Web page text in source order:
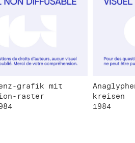
grafik mit
raster
kreisen
1984